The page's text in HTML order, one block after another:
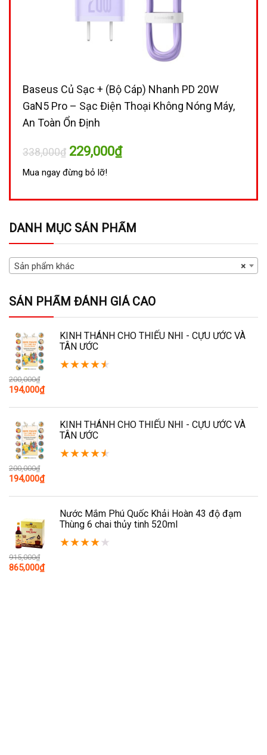
Baseus Củ Sạc + (Bộ Cáp) Nhanh PD 20W
GaN5 Pro – Sạc Điện Thoại Không Nóng Máy,
An Toàn Ổn Định
338,000₫ Giá
gốc
là:
229,000₫Giá
hiện
Mua ngay đừng bỏ lỡ!
DANH MỤC SẢN PHẨM
×
Sản phẩm khác
SẢN PHẨM ĐÁNH GIÁ CAO
KINH THÁNH CHO THIẾU NHI - CỰU ƯỚC VÀ
TÂN ƯỚC
★★★★★
200,000₫
Giá
là:
200,000₫.
194,000₫Giá
tại
194,000₫.
KINH THÁNH CHO THIẾU NHI - CỰU ƯỚC VÀ
TÂN ƯỚC
★★★★★
200,000₫
Giá
là:
194,000₫Giá
tại
194,000₫.
Nước Mắm Phú Quốc Khải Hoàn 43 độ đạm
Thùng 6 chai thủy tinh 520ml
★★★★★
915,000₫
Giá
865,000₫Giá